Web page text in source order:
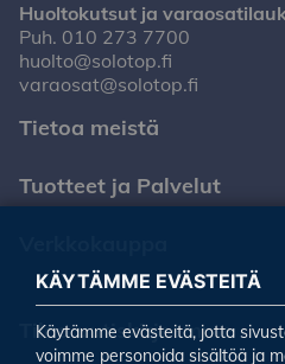
Huoltokutsut ja
Puh. 010 273 7700
huolto@solotop.fi
varaosat@solotop.fi
Tietoa meistä
Tuotteet ja Palvelut
Tilaa uutiskirjeemme
KÄYTÄMME EVÄSTEITÄ
Käytämme evästeitä, jotta
voimme personoida sisältöä ja